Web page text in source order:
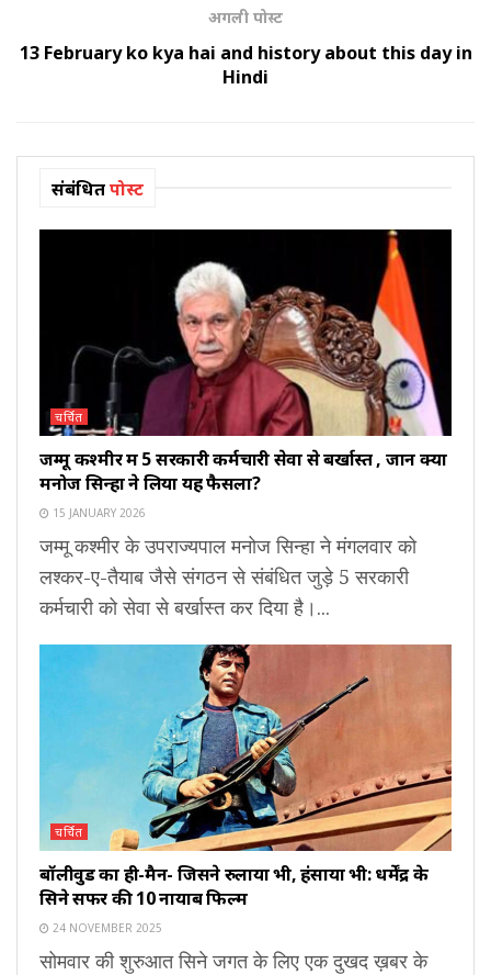
अगली पोस्ट
13 February ko kya hai and history about this day in
Hindi
संबंधितपोस्ट
चर्चित
जम्मू कश्मीर में 5 सरकारी कर्मचारी सेवा से बर्खास्त , जानें क्यों
मनोज सिन्हा ने लिया यह फैसला?
15 JANUARY 2026
जम्मू कश्मीर के उपराज्यपाल मनोज सिन्हा ने मंगलवार को
लश्कर-ए-तैयाब जैसे संगठन से संबंधित जुड़े 5 सरकारी
कर्मचारी को सेवा से बर्खास्त कर दिया है।...
चर्चित
बॉलीवुड का ही-मैन- जिसने रुलाया भी, हंसाया भी: धर्मेंद्र के
सिने सफर की 10 नायाब फिल्में
24 NOVEMBER 2025
सोमवार की शुरुआत सिने जगत के लिए एक दुखद ख़बर के